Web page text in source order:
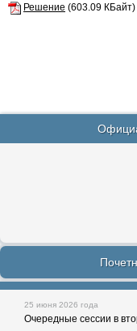
Решение (603.09 КБайт)
25 июня 2026 года
Очередные сессии в